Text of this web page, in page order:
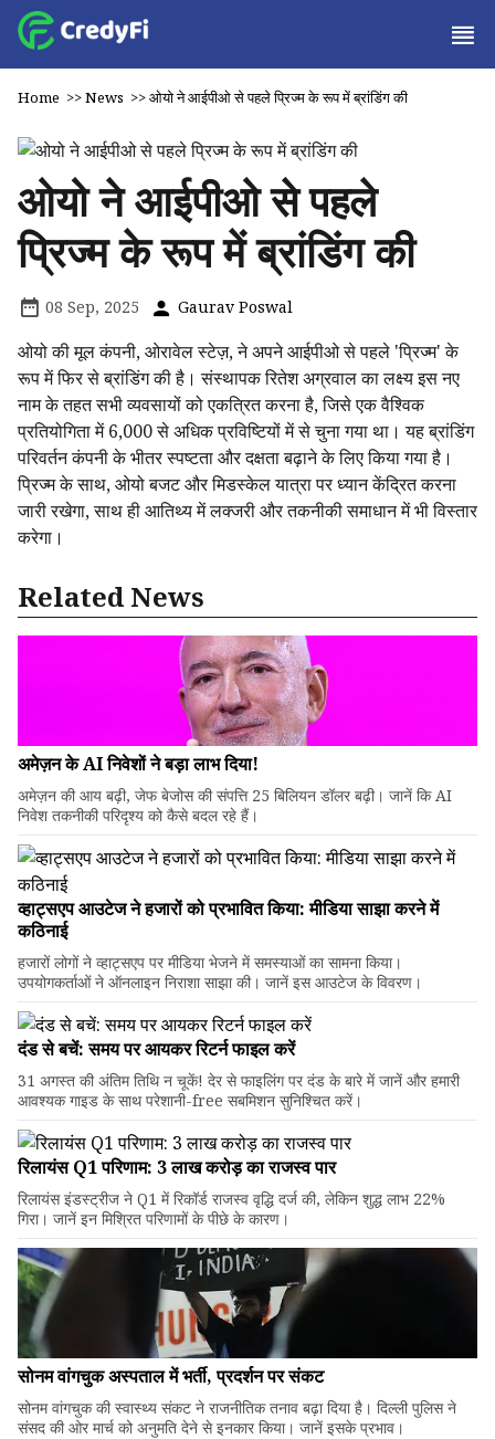
Home >>News >>ओयो ने आईपीओ से पहले प्रिज्म के रूप में ब्रांडिंग की
ओयो ने आईपीओ से पहले
प्रिज्म के रूप में ब्रांडिंग की
08 Sep, 2025 Gaurav Poswal
ओयो की मूल कंपनी, ओरावेल स्टेज़, ने अपने आईपीओ से पहले 'प्रिज्म' के
रूप में फिर से ब्रांडिंग की है। संस्थापक रितेश अग्रवाल का लक्ष्य इस नए
नाम के तहत सभी व्यवसायों को एकत्रित करना है, जिसे एक वैश्विक
प्रतियोगिता में 6,000 से अधिक प्रविष्टियों में से चुना गया था। यह ब्रांडिंग
परिवर्तन कंपनी के भीतर स्पष्टता और दक्षता बढ़ाने के लिए किया गया है।
प्रिज्म के साथ, ओयो बजट और मिडस्केल यात्रा पर ध्यान केंद्रित करना
जारी रखेगा, साथ ही आतिथ्य में लक्जरी और तकनीकी समाधान में भी विस्तार
करेगा।
Related News
अमेज़न के AI निवेशों ने बड़ा लाभ दिया!
अमेज़न की आय बढ़ी, जेफ बेजोस की संपत्ति 25 बिलियन डॉलर बढ़ी। जानें कि AI
निवेश तकनीकी परिदृश्य को कैसे बदल रहे हैं।
व्हाट्सएप आउटेज ने हजारों को प्रभावित किया: मीडिया साझा करने में
कठिनाई
हजारों लोगों ने व्हाट्सएप पर मीडिया भेजने में समस्याओं का सामना किया।
उपयोगकर्ताओं ने ऑनलाइन निराशा साझा की। जानें इस आउटेज के विवरण।
दंड से बचें: समय पर आयकर रिटर्न फाइल करें
31 अगस्त की अंतिम तिथि न चूकें! देर से फाइलिंग पर दंड के बारे में जानें और हमारी
आवश्यक गाइड के साथ परेशानी-free सबमिशन सुनिश्चित करें।
रिलायंस Q1 परिणाम: ₹3 लाख करोड़ का राजस्व पार
रिलायंस इंडस्ट्रीज ने Q1 में रिकॉर्ड राजस्व वृद्धि दर्ज की, लेकिन शुद्ध लाभ 22%
गिरा। जानें इन मिश्रित परिणामों के पीछे के कारण।
सोनम वांगचुक अस्पताल में भर्ती, प्रदर्शन पर संकट
सोनम वांगचुक की स्वास्थ्य संकट ने राजनीतिक तनाव बढ़ा दिया है। दिल्ली पुलिस ने
संसद की ओर मार्च को अनुमति देने से इनकार किया। जानें इसके प्रभाव।